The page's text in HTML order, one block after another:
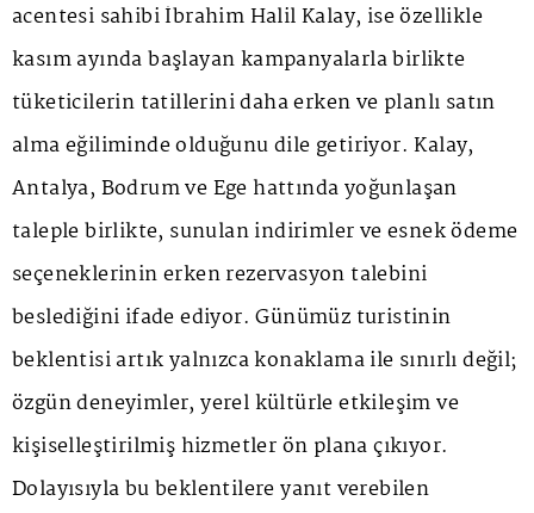
acentesi sahibi İbrahim Halil Kalay, ise özellikle
kasım ayında başlayan kampanyalarla birlikte
tüketicilerin tatillerini daha erken ve planlı satın
alma eğiliminde olduğunu dile getiriyor. Kalay,
Antalya, Bodrum ve Ege hattında yoğunlaşan
taleple birlikte, sunulan indirimler ve esnek ödeme
seçeneklerinin erken rezervasyon talebini
beslediğini ifade ediyor. Günümüz turistinin
beklentisi artık yalnızca konaklama ile sınırlı değil;
özgün deneyimler, yerel kültürle etkileşim ve
kişiselleştirilmiş hizmetler ön plana çıkıyor.
Dolayısıyla bu beklentilere yanıt verebilen